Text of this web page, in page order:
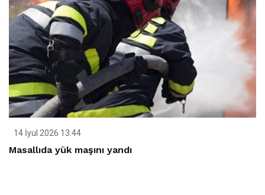
14 İyul 2026 13:44
Masallıda yük maşını yandı